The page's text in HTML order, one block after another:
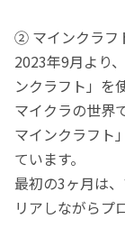
② マインクラフ
2023年9月より
ンクラフト」を
マイクラの世界
マインクラフト
ています。
最初の3ヶ月は
リアしながらプ